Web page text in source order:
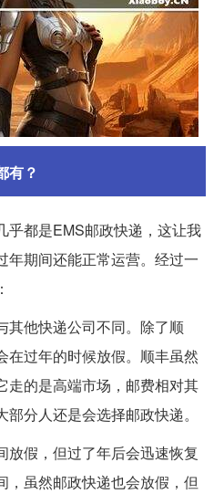
有？
乎都是EMS邮政快递，这让我
年期间还能正常运营。经过一
其他快递公司不同。除了顺
在过年的时候放假。顺丰虽然
走的是高端市场，邮费相对其
分人还是会选择邮政快递。
放假，但过了年后会迅速恢复
，虽然邮政快递也会放假，但